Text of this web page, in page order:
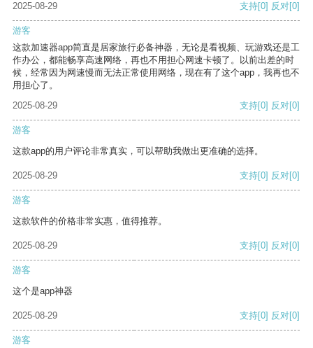
2025-08-29
支持[0] 反对[0]
游客
这款加速器app简直是居家旅行必备神器，无论是看视频、玩游戏还是工
作办公，都能畅享高速网络，再也不用担心网速卡顿了。以前出差的时
候，经常因为网速慢而无法正常使用网络，现在有了这个app，我再也不
用担心了。
2025-08-29
支持[0] 反对[0]
游客
这款app的用户评论非常真实，可以帮助我做出更准确的选择。
2025-08-29 支持[0] 反对[0]
游客
这款软件的价格非常实惠，值得推荐。
2025-08-29 支持[0] 反对[0]
游客
这个是app神器
2025-08-29 支持[0] 反对[0]
游客